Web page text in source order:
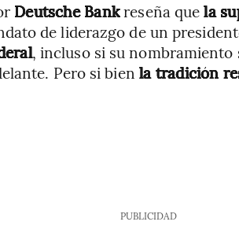
Deutsche Bankreseña quela
de liderazgo de un
, incluso si su
Pero si bien la tradición
PUBLICIDAD